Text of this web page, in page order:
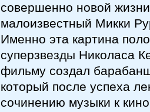
совершенно новой
малоизвестный Микки
Именно эта картина
суперзвезды Николаса
фильму создал
который после успеха
сочинению музыки к